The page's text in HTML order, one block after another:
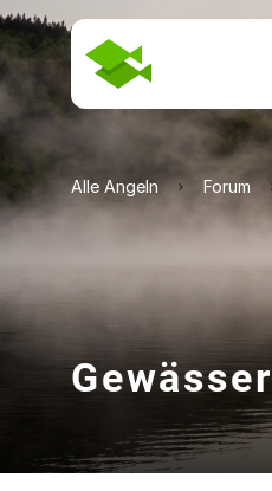
Alle Angeln Forum